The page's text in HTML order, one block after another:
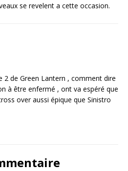
se revelent a cette occasion.
2 de Green Lantern , comment dire
à être enfermé , ont va espéré que
over aussi épique que Sinistro